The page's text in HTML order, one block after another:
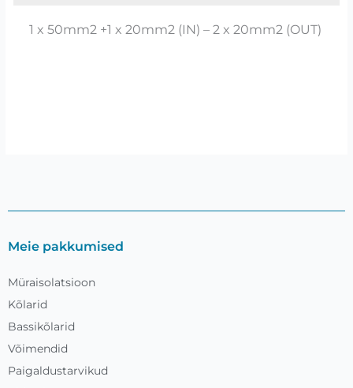
1 x 50mm2 +1 x 20mm2 (IN) – 2 x 20mm2 (OUT)
Meie pakkumised
Müraisolatsioon
Kõlarid
Bassikõlarid
Võimendid
Paigaldustarvikud